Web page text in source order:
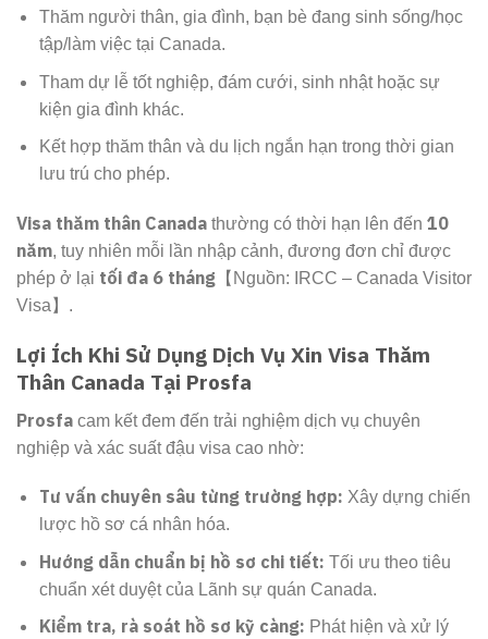
Thăm người thân, gia đình, bạn bè đang sinh sống/học
tập/làm việc tại Canada.
Tham dự lễ tốt nghiệp, đám cưới, sinh nhật hoặc sự
kiện gia đình khác.
Kết hợp thăm thân và du lịch ngắn hạn trong thời gian
lưu trú cho phép.
Visa thăm thân Canada thường có thời hạn lên đến 10
năm, tuy nhiên mỗi lần nhập cảnh, đương đơn chỉ được
phép ở lại tối đa 6 tháng 【Nguồn: IRCC – Canada Visitor
Visa】.
Lợi Ích Khi Sử Dụng Dịch Vụ Xin Visa Thăm
Thân Canada Tại Prosfa
Prosfa cam kết đem đến trải nghiệm dịch vụ chuyên
nghiệp và xác suất đậu visa cao nhờ:
Tư vấn chuyên sâu từng trường hợp: Xây dựng chiến
lược hồ sơ cá nhân hóa.
Hướng dẫn chuẩn bị hồ sơ chi tiết: Tối ưu theo tiêu
chuẩn xét duyệt của Lãnh sự quán Canada.
Kiểm tra, rà soát hồ sơ kỹ càng: Phát hiện và xử lý